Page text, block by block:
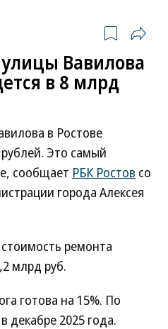
Вавилова
в 8 млрд
в Ростове
Это самый
сообщает РБК Ростов со
города Алексея
ремонта
млрд руб.
готова на 15%. По
декабре 2025 года.